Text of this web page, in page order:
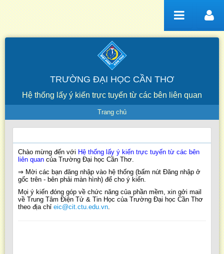
Truy cập nội dung luôn
TRƯỜNG ĐẠI HỌC CẦN THƠ
Hệ thống lấy ý kiến trực tuyến từ các bên liên quan
Trang chủ
Chào mừng đến với Hệ thống lấy ý kiến trực tuyến từ các bên
liên quan của Trường Đại học Cần Thơ.
⇒ Mời các bạn đăng nhập vào hệ thống (bấm nút Đăng nhập ở
gốc trên - bên phải màn hình) để cho ý kiến.
Mọi ý kiến đóng góp về chức năng của phần mềm, xin gởi mail
về Trung Tâm Điện Tử & Tin Học của Trường Đại học Cần Thơ
theo địa chỉ eic@cit.ctu.edu.vn.